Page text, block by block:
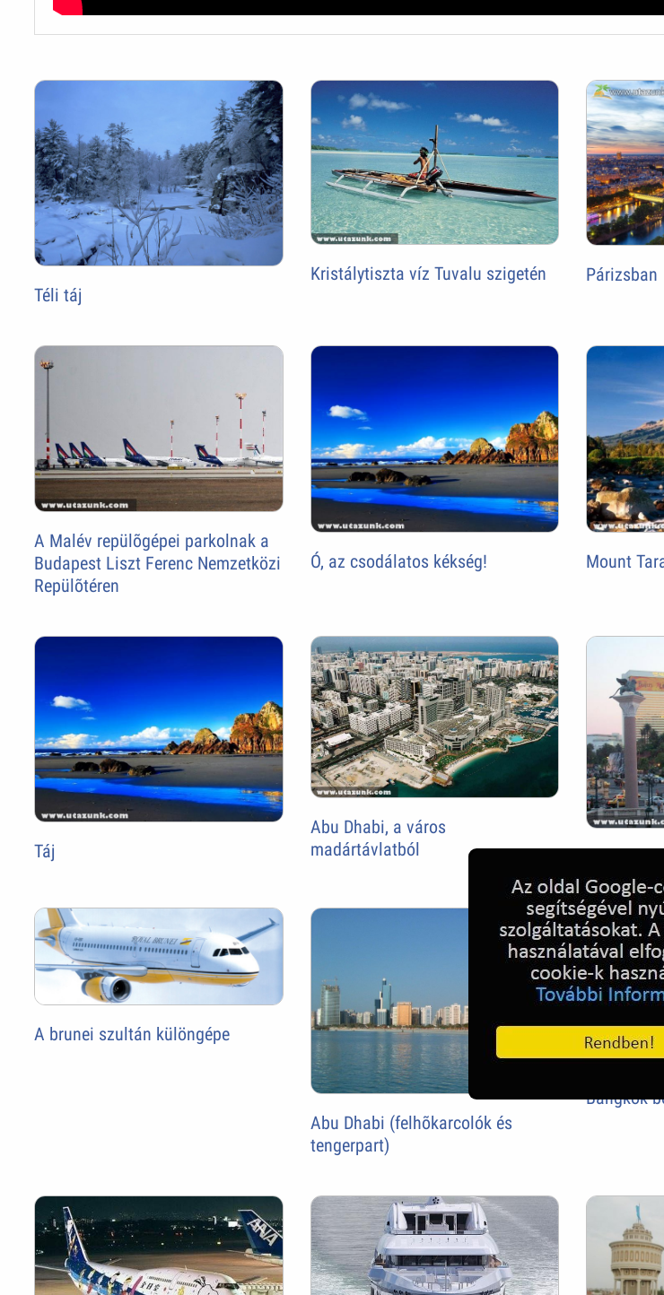
Téli táj
Kristálytiszta víz Tuvalu szigetén Párizsban
A Malév repülõgépei parkolnak a
Budapest Liszt Ferenc Nemzetközi
Repülõtéren
Ó, az csodálatos kékség! Mount
Táj
Abu Dhabi, a város
madártávlatból
A brunei szultán különgépe
Abu Dhabi (felhõkarcolók és
tengerpart)
Bangkok